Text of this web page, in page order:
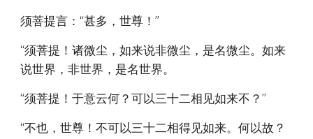
须菩提言：“甚多，世尊！”
“须菩提！诸微尘，如来说非微尘，是名微尘。如来
说世界，非世界，是名世界。
“须菩提！于意云何？可以三十二相见如来不？”
“不也，世尊！不可以三十二相得见如来。何以故？